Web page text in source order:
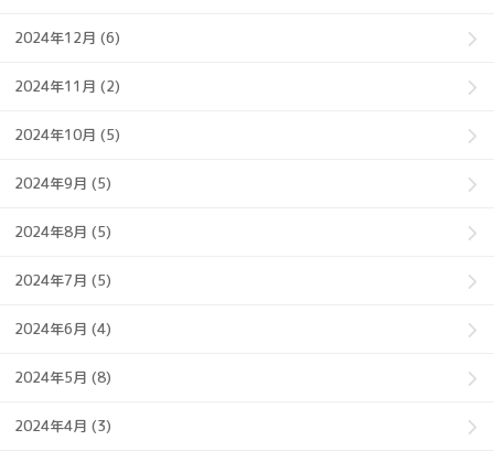
2024年12月 (6)
2024年11月 (2)
2024年10月 (5)
2024年9月 (5)
2024年8月 (5)
2024年7月 (5)
2024年6月 (4)
2024年5月 (8)
2024年4月 (3)